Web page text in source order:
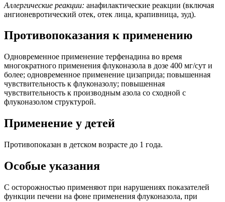
Аллергические реакции: анафилактические реакции (включая
ангионевротический отек, отек лица, крапивница, зуд).
Противопоказания к применению
Одновременное применение терфенадина во время
многократного применения флуконазола в дозе 400 мг/сут и
более; одновременное применение цизаприда; повышенная
чувствительность к флуконазолу; повышенная
чувствительность к производным азола со сходной с
флуконазолом структурой.
Применение у детей
Противопоказан в детском возрасте до 1 года.
Особые указания
С осторожностью применяют при нарушениях показателей
функции печени на фоне применения флуконазола, при